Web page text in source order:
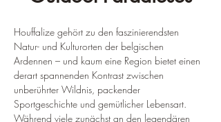
Houffalize gehört zu den faszinierendsten
Natur- und Kulturorten der belgischen
Ardennen – und kaum eine Region bietet einen
derart spannenden Kontrast zwischen
unberührter Wildnis, packender
Sportgeschichte und gemütlicher Lebensart.
Während viele zunächst an den legendären